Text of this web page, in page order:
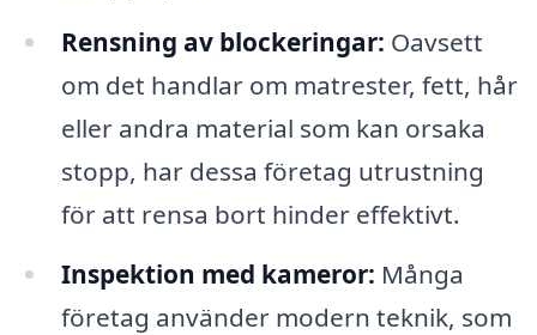
Rensning av blockeringar: Oavsett
om det handlar om matrester, fett, hår
eller andra material som kan orsaka
stopp, har dessa företag utrustning
för att rensa bort hinder effektivt.
Inspektion med kameror: Många
företag använder modern teknik, som